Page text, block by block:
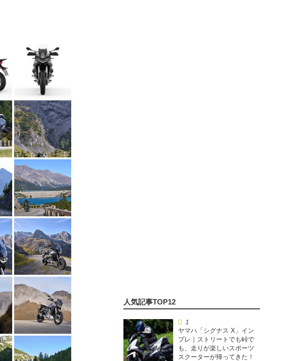
ヤマハ「シグナス X」イン
プレ｜ストリートでも峠で
も、走りが楽しいスポーツ
スクーターが帰ってきた！